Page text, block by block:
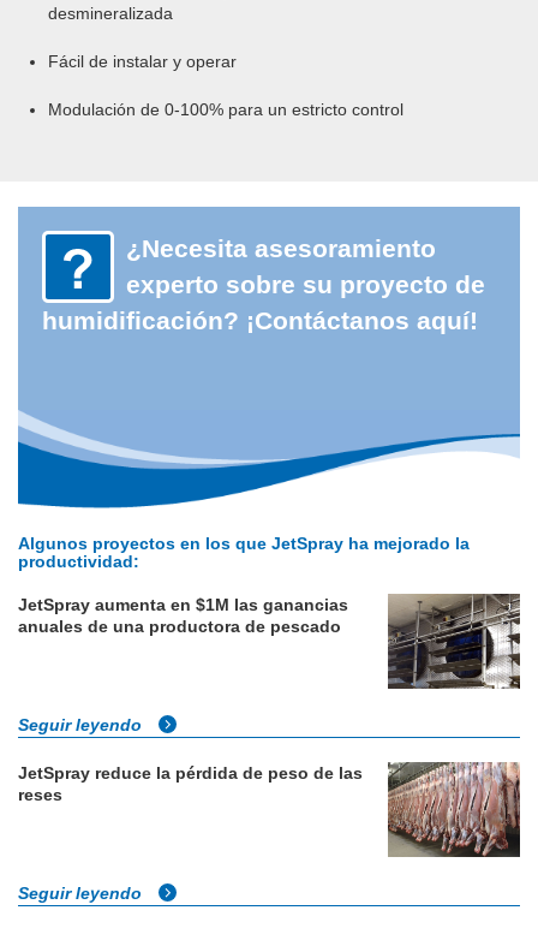
desmineralizada
Fácil de instalar y operar
Modulación de 0-100% para un estricto control
¿Necesita asesoramiento
experto sobre su proyecto de
humidificación? ¡Contáctanos aquí!
Algunos proyectos en los que JetSpray ha mejorado la
productividad:
JetSpray aumenta en $1M las ganancias
anuales de una productora de pescado
Seguir leyendo
JetSpray reduce la pérdida de peso de las
reses
Seguir leyendo